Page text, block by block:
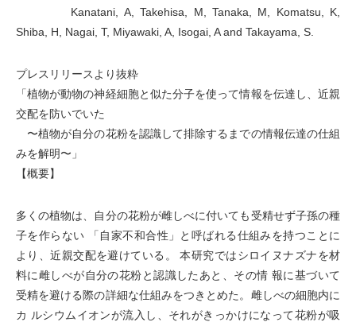
Kanatani, A, Takehisa, M, Tanaka, M, Komatsu, K,
Shiba, H, Nagai, T, Miyawaki, A, Isogai, A and Takayama, S.
プレスリリースより抜粋
「植物が動物の神経細胞と似た分子を使って情報を伝達し、近親
交配を防いでいた
〜植物が自分の花粉を認識して排除するまでの情報伝達の仕組
みを解明〜」
【概要】
多くの植物は、自分の花粉が雌しべに付いても受精せず子孫の種
子を作らない 「自家不和合性」と呼ばれる仕組みを持つことに
より、近親交配を避けている。 本研究ではシロイヌナズナを材
料に雌しべが自分の花粉と認識したあと、その情 報に基づいて
受精を避ける際の詳細な仕組みをつきとめた。雌しべの細胞内に
カ ルシウムイオンが流入し、それがきっかけになって花粉が吸